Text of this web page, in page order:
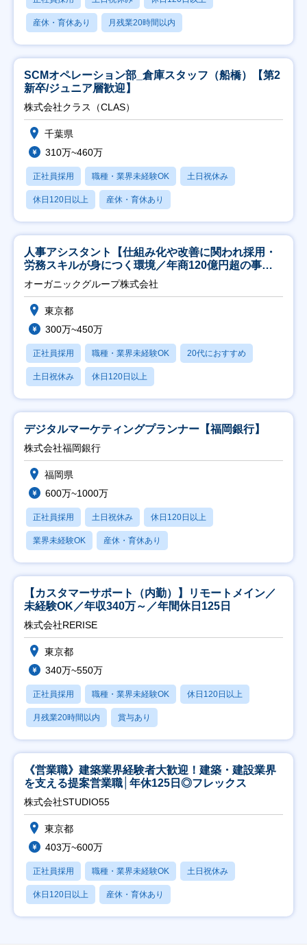
産休・育休あり 月残業20時間以内
SCMオペレーション部_倉庫スタッフ（船橋）【第2
新卒/ジュニア層歓迎】
株式会社クラス（CLAS）
千葉県
310万~460万
正社員採用 職種・業界未経験OK 土日祝休み
休日120日以上 産休・育休あり
人事アシスタント【仕組み化や改善に関われ採用・
労務スキルが身につく環境／年商120億円超の事業
会社】
オーガニックグループ株式会社
東京都
300万~450万
正社員採用 職種・業界未経験OK 20代におすすめ
土日祝休み 休日120日以上
デジタルマーケティングプランナー【福岡銀行】
株式会社福岡銀行
福岡県
600万~1000万
正社員採用 土日祝休み 休日120日以上
業界未経験OK 産休・育休あり
【カスタマーサポート（内勤）】リモートメイン／
未経験OK／年収340万～／年間休日125日
株式会社RERISE
東京都
340万~550万
正社員採用 職種・業界未経験OK 休日120日以上
月残業20時間以内 賞与あり
《営業職》建築業界経験者大歓迎！建築・建設業界
を支える提案営業職│年休125日◎フレックス
株式会社STUDIO55
東京都
403万~600万
正社員採用 職種・業界未経験OK 土日祝休み
休日120日以上 産休・育休あり